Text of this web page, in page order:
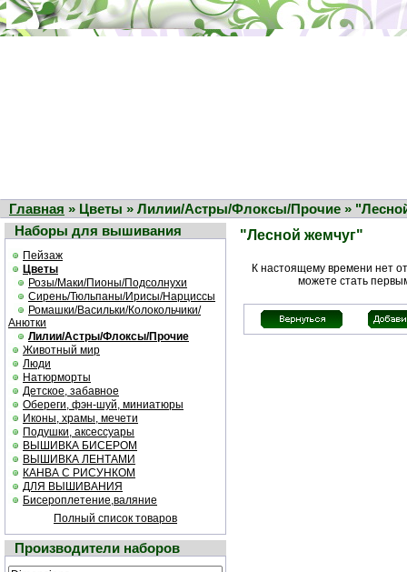
Главная » Цветы » Лилии/Астры/Флоксы/Прочие »
Наборы для вышивания
Пейзаж
Цветы
Розы/Маки/Пионы/Подсолнухи
Сирень/Тюльпаны/Ирисы/Нарциссы
Ромашки/Васильки/Колокольчики/
Анютки
Лилии/Астры/Флоксы/Прочие
Животный мир
Люди
Натюрморты
Детское, забавное
Обереги, фэн-шуй, миниатюры
Иконы, храмы, мечети
Подушки, аксессуары
ВЫШИВКА БИСЕРОМ
ВЫШИВКА ЛЕНТАМИ
КАНВА С РИСУНКОМ
ДЛЯ ВЫШИВАНИЯ
Бисероплетение,валяние
Полный список товаров
Производители наборов
"Лесной жемчуг"
К настоящему времени нет
можете стать